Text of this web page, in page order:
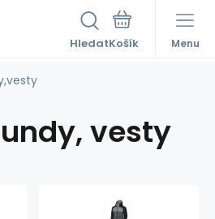
Hledat Menu
vesty